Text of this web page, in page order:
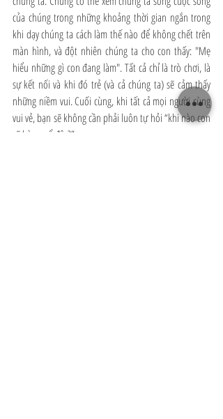
của chúng trong những khoảng thời gian ngắn trong
khi dạy chúng ta cách làm thế nào để không chết trên
màn hình, và đột nhiên chúng ta cho con thấy: "Mẹ
hiểu những gì con đang làm". Tất cả chỉ là trò chơi, là
sự kết nối và khi đó trẻ (và cả chúng ta) sẽ cảm thấy
những niềm vui. Cuối cùng, khi tất cả mọi người cùng
vui vẻ, bạn sẽ không cần phải luôn tự hỏi “khi nào con
sẽ bùng nổ đây?”